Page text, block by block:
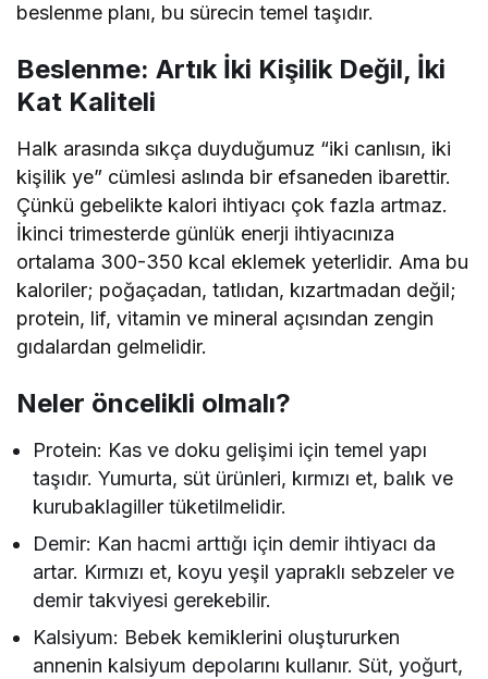
beslenme planı, bu sürecin temel taşıdır.
Beslenme: Artık İki Kişilik Değil, İki
Kat Kaliteli
Halk arasında sıkça duyduğumuz “iki canlısın, iki
kişilik ye” cümlesi aslında bir efsaneden ibarettir.
Çünkü gebelikte kalori ihtiyacı çok fazla artmaz.
İkinci trimesterde günlük enerji ihtiyacınıza
ortalama 300-350 kcal eklemek yeterlidir. Ama bu
kaloriler; poğaçadan, tatlıdan, kızartmadan değil;
protein, lif, vitamin ve mineral açısından zengin
gıdalardan gelmelidir.
Neler öncelikli olmalı?
Protein: Kas ve doku gelişimi için temel yapı
taşıdır. Yumurta, süt ürünleri, kırmızı et, balık ve
kurubaklagiller tüketilmelidir.
Demir: Kan hacmi arttığı için demir ihtiyacı da
artar. Kırmızı et, koyu yeşil yapraklı sebzeler ve
demir takviyesi gerekebilir.
Kalsiyum: Bebek kemiklerini oluştururken
annenin kalsiyum depolarını kullanır. Süt, yoğurt,